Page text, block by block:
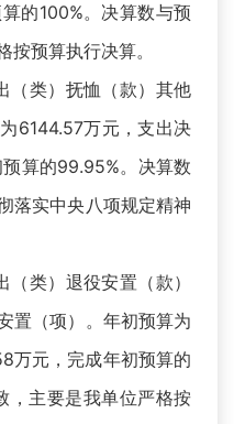
的100%。决算数与预
预算执行决算。
（类）抚恤（款）其他
6144.57万元，支出决
算的99.95%。决算数
落实中央八项规定精神
类）退役安置（款）
置（项）。年初预算为
万元，完成年初预算的
，主要是我单位严格按